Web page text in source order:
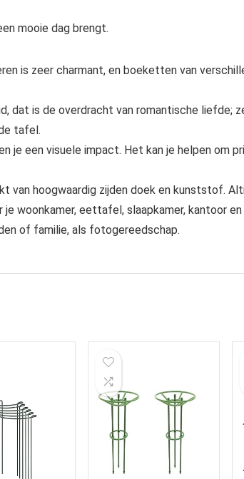
mooie dag brengt.
is zeer charmant, en boeketten van
dat is de overdracht van romantische
tafel.
je een visuele impact. Het kan je helpen om
van hoogwaardig zijden doek en kunststof.
woonkamer, eettafel, slaapkamer, kantoor
of familie, als fotogereedschap.